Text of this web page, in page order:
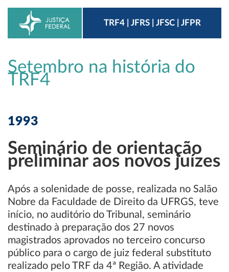
TRF4 | JFRS | JFSC | JFPR
Setembro na história do
TRF4
1993
Seminário de orientação
preliminar aos novos juízes
Após a solenidade de posse, realizada no Salão
Nobre da Faculdade de Direito da UFRGS, teve
início, no auditório do Tribunal, seminário
destinado à preparação dos 27 novos
magistrados aprovados no terceiro concurso
público para o cargo de juiz federal substituto
realizado pelo TRF da 4ª Região. A atividade